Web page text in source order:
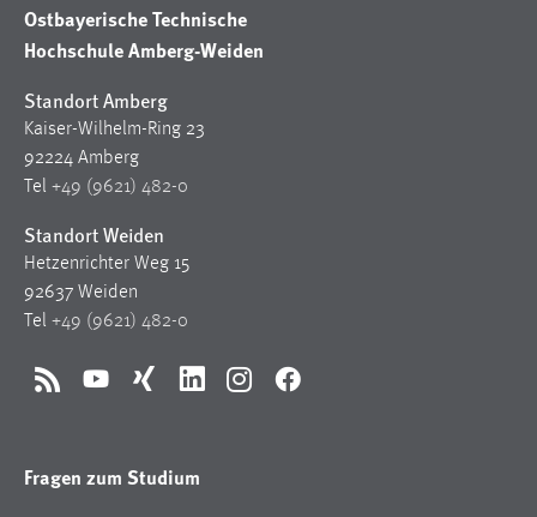
Ostbayerische Technische
Hochschule Amberg-Weiden
Standort Amberg
Kaiser-Wilhelm-Ring 23
92224 Amberg
Tel +49 (9621) 482-0
Standort Weiden
Hetzenrichter Weg 15
92637 Weiden
Tel +49 (9621) 482-0
RSS YouTubeXing LinkedInInstagramFacebook
Fragen zum Studium